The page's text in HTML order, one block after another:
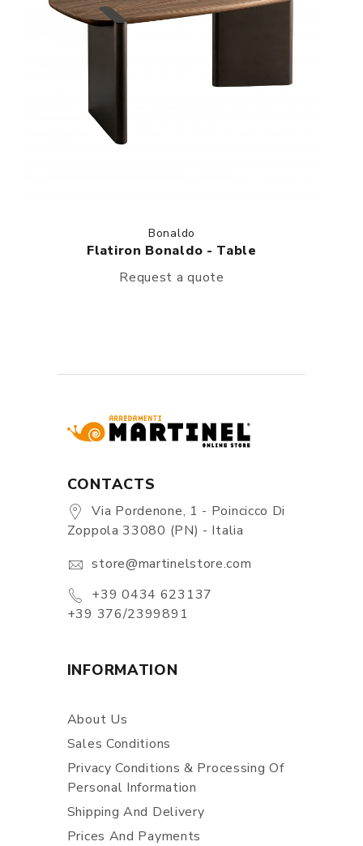
Bonaldo
Flatiron Bonaldo - Table
Request a quote
CONTACTS
Via Pordenone, 1 - Poincicco Di
Zoppola 33080 (PN) - Italia
store@martinelstore.com
+39 0434 623137
+39 376/2399891
INFORMATION
About Us
Sales Conditions
Privacy Conditions & Processing Of
Personal Information
Shipping And Delivery
Prices And Payments